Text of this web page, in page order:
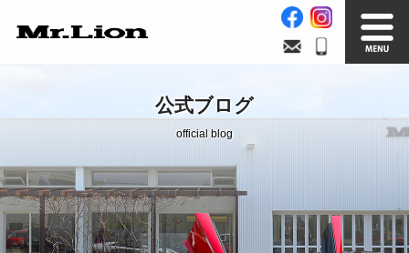
在庫車情報 買取無料査定
Factory
自社工場 サービス案内
公式ブログ
official blog